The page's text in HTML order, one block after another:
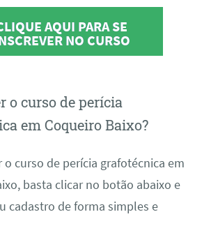
AQUI PARA SE
NO CURSO
o curso de perícia
em Coqueiro Baixo?
o curso de perícia grafotécnica em
basta clicar no botão abaixo e
cadastro de forma simples e